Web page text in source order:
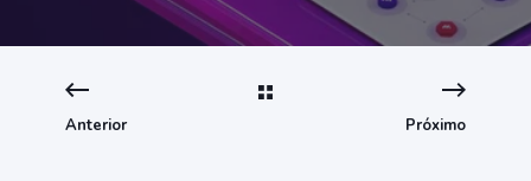
Anterior Próximo